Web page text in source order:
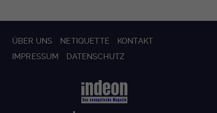
ÜBER UNS NETIQUETTE
KONTAKT
IMPRESSUM
DATENSCHUTZ